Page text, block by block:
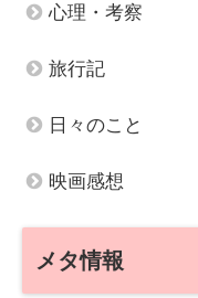
心理・考察
旅行記
日々のこと
映画感想
メタ情報